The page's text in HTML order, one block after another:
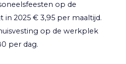
op de
in 2025 € 3,95 per maaltijd.
op de werkplek
per dag.